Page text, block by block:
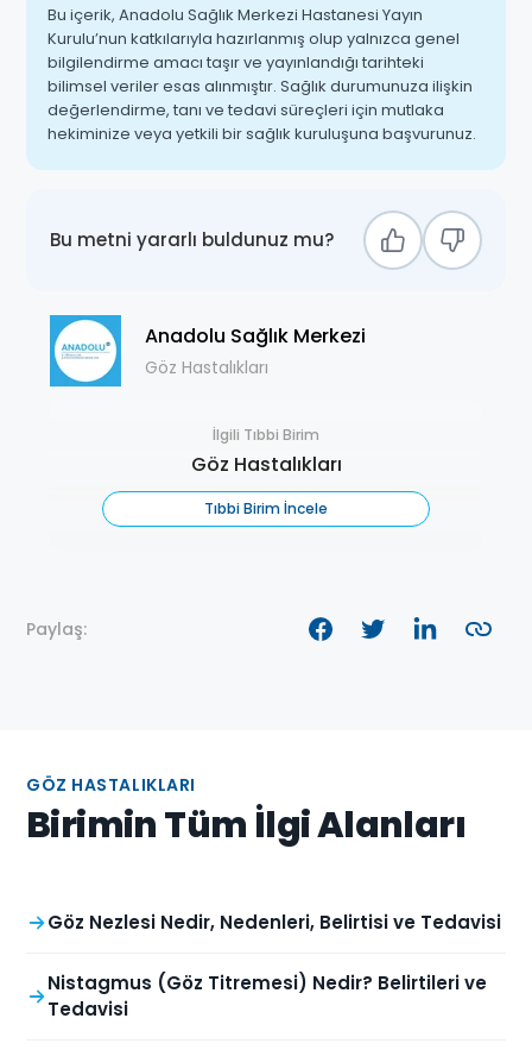
Bu içerik, Anadolu Sağlık Merkezi Hastanesi Yayın
Kurulu’nun katkılarıyla hazırlanmış olup yalnızca genel
bilgilendirme amacı taşır ve yayınlandığı tarihteki
bilimsel veriler esas alınmıştır. Sağlık durumunuza ilişkin
değerlendirme, tanı ve tedavi süreçleri için mutlaka
hekiminize veya yetkili bir sağlık kuruluşuna başvurunuz.
Bu metni yararlı buldunuz mu?
Anadolu Sağlık Merkezi
Göz Hastalıkları
İlgili Tıbbi Birim
Göz Hastalıkları
Tıbbi Birim İncele
Paylaş:
GÖZ HASTALIKLARI
Birimin Tüm İlgi Alanları
Göz Nezlesi Nedir, Nedenleri, Belirtisi ve Tedavisi
Nistagmus (Göz Titremesi) Nedir? Belirtileri ve
Tedavisi